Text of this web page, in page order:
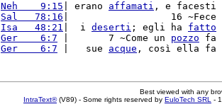
Neh    9:15 | erano affamati , e facesti
Sal   78:16 |                  16 ~Fece
Isa   48:21 |  i deserti ; egli ha fatto
Ger    6:7 |       7 ~Come un pozzo fa
Ger    6:7 |   sue acque , così ella fa
Best viewed with any
IntraText®(V89) - Some rights reserved by EuloTech SRL -